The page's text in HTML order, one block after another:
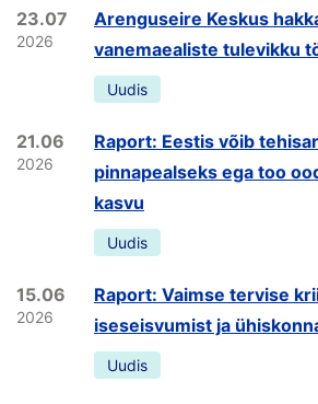
23.07
2026
Arenguseire Keskus
vanemaealiste tulevikku
Uudis
21.06
2026
Raport: Eestis võib
pinnapealseks ega too
kasvu
Uudis
15.06
2026
Raport: Vaimse tervise
iseseisvumist ja
Uudis